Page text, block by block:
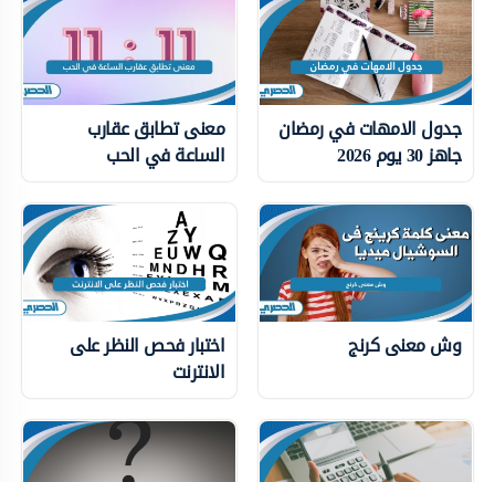
جدول الامهات في رمضان
جاهز 30 يوم 2026
معنى تطابق عقارب
الساعة في الحب
وش معنى كرنج اختبار فحص النظر على
الانترنت